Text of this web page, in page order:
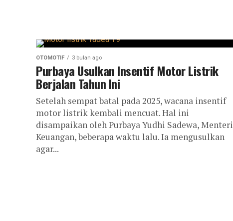
OTOMOTIF 3 bulan ago
Purbaya Usulkan Insentif Motor Listrik
Berjalan Tahun Ini
Setelah sempat batal pada 2025, wacana insentif
motor listrik kembali mencuat. Hal ini
disampaikan oleh Purbaya Yudhi Sadewa, Menteri
Keuangan, beberapa waktu lalu. Ia mengusulkan
agar...